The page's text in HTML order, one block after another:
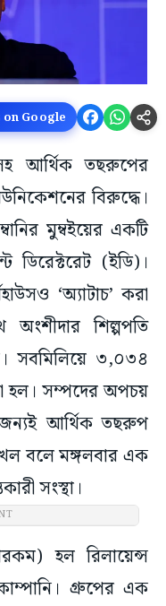
Google
সহ আর্থিক তছরুপের
বিরুদ্ধে।
মুম্বইয়ের একটি
ডিরেক্টরেট (ইডি)।
‘অ্যাটাচ’ করা
শিল্পপতি
সবমিলিয়ে ৩,০৩৪
হল। সম্পদের অপচয়
জন্যই আর্থিক তছরুপ
বলে মঙ্গলবার এক
সংস্থা।
হল রিলায়েন্স
গ্রুপের এক